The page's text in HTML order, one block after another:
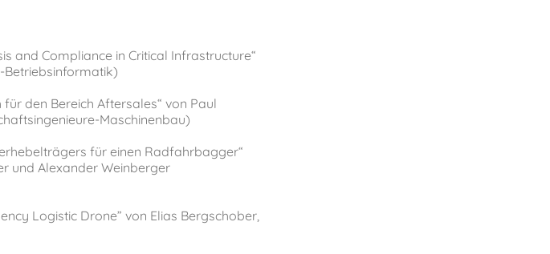
and Compliance in Critical Infrastructure“
Betriebsinformatik)
den Bereich Aftersales“ von Paul
Maschinenbau)
für einen Radfahrbagger“
und Alexander Weinberger
Logistic Drone” von Elias Bergschober,